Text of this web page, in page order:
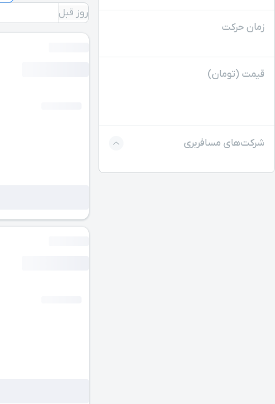
زمان حرکت
قیمت (تومان)
شرکت‌های مسافربری
روز قبل